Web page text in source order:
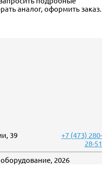
аналог, оформить заказ.
39
+7 (473) 280-
28-51
2026